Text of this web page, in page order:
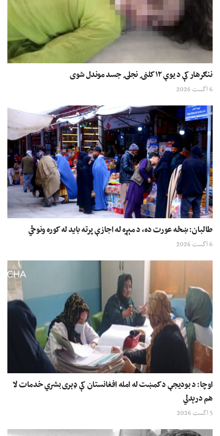
ننګرهار کې د یوې ۱۲ کلنۍ نجلۍ جسد موندل شوی
6 اگست 2026
طالبان: ښځه عورت ده، د مېړه له اجازې پرته باید له کوره ونوځي
6 اگست 2026
اوچا: د بودیجې د کمښت له امله افغانستان کې ډېری بشري خدمات لا
هم درېدلي
5 اگست 2026